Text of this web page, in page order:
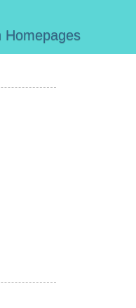
Homepages